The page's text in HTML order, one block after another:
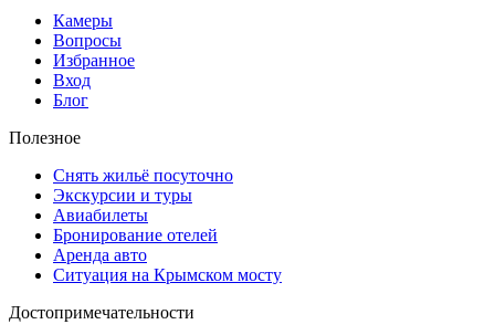
Камеры
Вопросы
Избранное
Вход
Блог
Полезное
Снять жильё посуточно
Экскурсии и туры
Авиабилеты
Бронирование отелей
Аренда авто
Ситуация на Крымском мосту
Достопримечательности